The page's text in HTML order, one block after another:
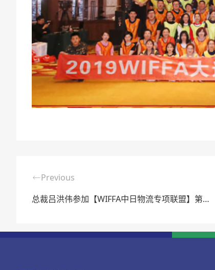
Previous
总裁吕洪伟参加【WIFFA中日物流专项联盟】第三站，青岛